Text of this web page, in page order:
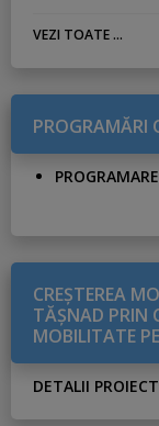
VEZI TOATE ...
PROGRAMĂRI
CREŞTEREA
TĂŞNAD PRIN
MOBILITATE
DETALII PROIECT